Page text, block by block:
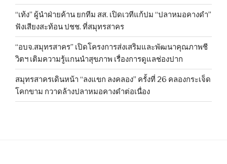
“เท้ง” ผู้นำฝ่ายค้าน ยกทีม สส. เปิดเวทีแก้ปม “ปลาหมอคางดำ”
ฟังเสียงสะท้อน ปชช. ที่สมุทรสาคร
“อบจ.สมุทรสาคร” เปิดโครงการส่งเสริมและพัฒนาคุณภาพชี
วิตฯ เติมความรู้แกนนำสุขภาพ เรื่องการดูแลช่องปาก
สมุทรสาครเดินหน้า “ลงแขก ลงคลอง” ครั้งที่ 26 คลองกระเจ็ด
โคกขาม กวาดล้างปลาหมอคางดำต่อเนื่อง